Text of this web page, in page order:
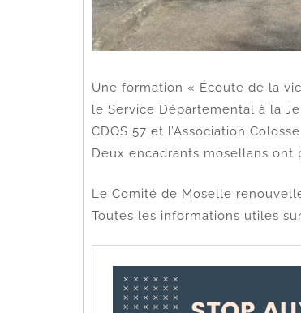
Une formation « Écoute de la
le Service Départemental à la
CDOS 57 et l’Association
Deux encadrants mosellans
Le Comité de Moselle
Toutes les informations utiles